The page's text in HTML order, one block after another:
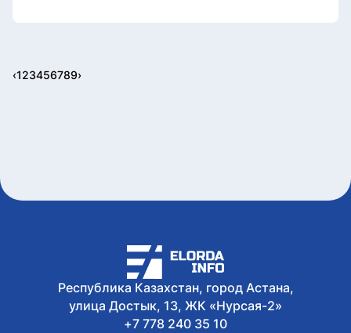
‹123456789›
Республика Казахстан, город Астана,
улица Достык, 13, ЖК «Нурсая-2»
+7 778 240 35 10